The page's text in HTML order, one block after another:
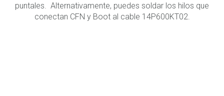
puntales. Alternativamente, puedes soldar los hilos que
conectan CFN y Boot al cable 14P600KT02.